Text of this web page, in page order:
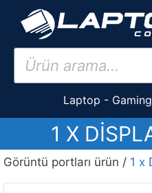
İçeriğe
Products
search
Laptop -
1 X
Görüntü portları ürün / 1 x